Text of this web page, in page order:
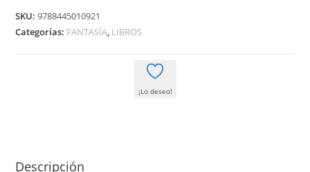
DE
SKU:9788445010921
Categorías: FANTASÍA, LIBROS
¡Lo deseo!
Descripción